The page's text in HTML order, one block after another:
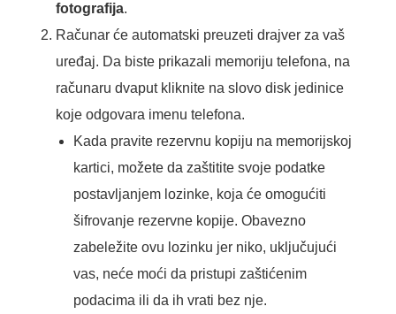
fotografija.
Računar će automatski preuzeti drajver za vaš
uređaj. Da biste prikazali memoriju telefona, na
računaru dvaput kliknite na slovo disk jedinice
koje odgovara imenu telefona.
Kada pravite rezervnu kopiju na memorijskoj
kartici, možete da zaštitite svoje podatke
postavljanjem lozinke, koja će omogućiti
šifrovanje rezervne kopije. Obavezno
zabeležite ovu lozinku jer niko, uključujući
vas, neće moći da pristupi zaštićenim
podacima ili da ih vrati bez nje.